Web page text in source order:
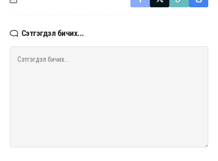
Сэтгэгдэл бичих...